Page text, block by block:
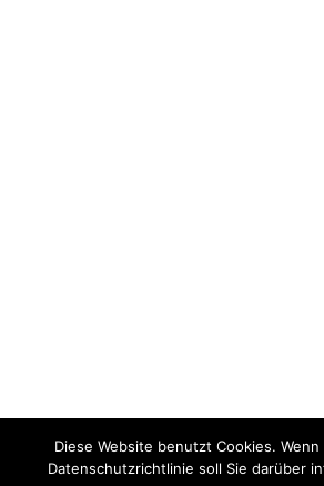
Diese Website benutzt Cookies.
Datenschutzrichtlinie soll Sie darüber